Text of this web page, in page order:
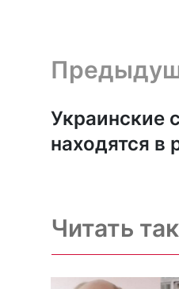
Предыдущая
Украинские
находятся в
Читать